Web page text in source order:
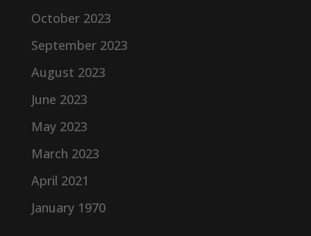
October 2023
September 2023
August 2023
June 2023
May 2023
March 2023
April 2021
January 1970